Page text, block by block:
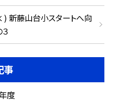
) 新藤山台小スタートへ向
事
度